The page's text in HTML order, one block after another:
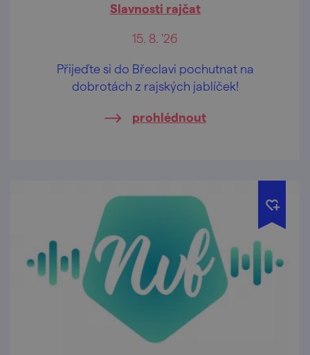
Slavnosti rajčat
15. 8. '26
Přijeďte si do Břeclavi pochutnat na
dobrotách z rajských jablíček!
prohlédnout